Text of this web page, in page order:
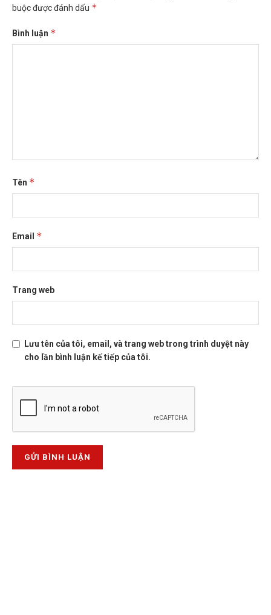
buộc được đánh dấu *
Bình luận *
Tên *
Email *
Trang web
Lưu tên của tôi, email, và trang web trong trình duyệt này
cho lần bình luận kế tiếp của tôi.